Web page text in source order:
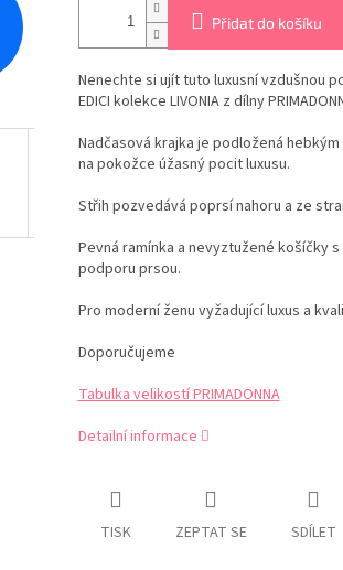
Přidat do košíku
Nenechte si ujít tuto luxusní vzdušnou
EDICI kolekce LIVONIA z dílny
Nadčasová krajka je podložená
na pokožce úžasný pocit luxusu.
Střih pozvedává poprsí nahoru a ze
Pevná ramínka a nevyztužené košíčky
podporu prsou.
Pro moderní ženu vyžadující luxus a
Doporučujeme
Tabulka velikostí PRIMADONNA
Detailní informace
TISK ZEPTAT SE SDÍLET